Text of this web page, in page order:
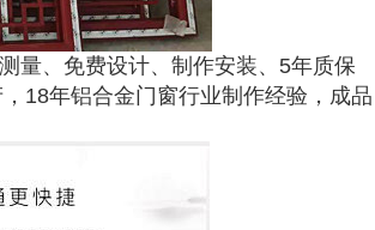
量、免费设计、制作安装、5年质保
18年铝合金门窗行业制作经验，成品